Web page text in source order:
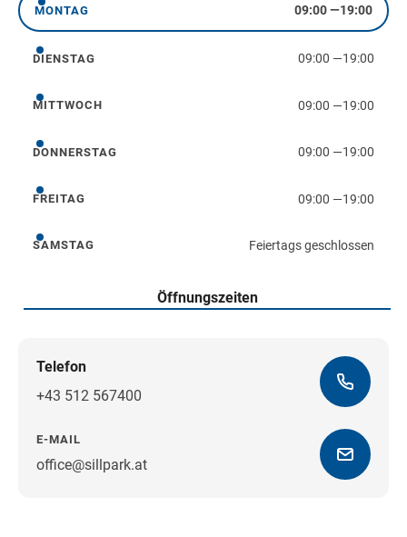
Montag
MONTAG 09:00—19:00
Dienstag
DIENSTAG 09:00 —19:00
Mittwoch
MITTWOCH 09:00 —19:00
Donnerstag
DONNERSTAG 09:00 —19:00
Freitag
FREITAG 09:00 —19:00
Samstag
SAMSTAG Feiertags geschlossen
Öffnungszeiten
Telefon
+43 512 567400
E-MAIL
office@sillpark.at